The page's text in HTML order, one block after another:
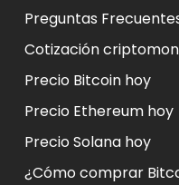
Preguntas
Cotización
Precio Bitcoin hoy
Precio Ethereum hoy
Precio Solana hoy
¿Cómo comprar